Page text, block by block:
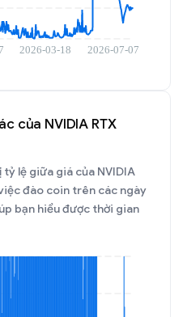
của NVIDIA RTX
tỷ lệ giữa giá của NVIDIA
đào coin trên các ngày
bạn hiểu được thời gian